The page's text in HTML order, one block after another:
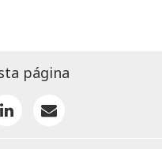
página